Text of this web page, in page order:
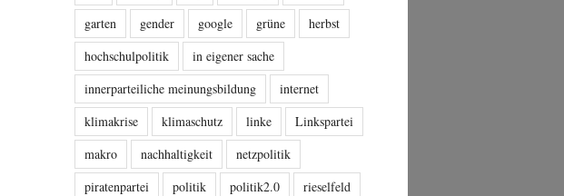
garten
gender google grüne
herbst
hochschulpolitik
in eigener sache
innerparteiliche meinungsbildung
internet
klimakrise
klimaschutz linke
Linkspartei
makro
nachhaltigkeit
netzpolitik
piratenpartei
politik politik2.0
rieselfeld